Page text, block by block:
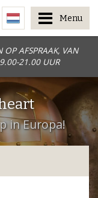
AFSPRAAK, VAN
21.00 UUR
Menu
in Europa!